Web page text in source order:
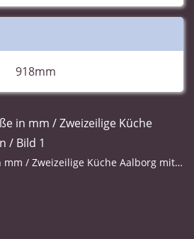
918mm
Wandansicht & Maße in mm / Zweizeilige Küche Aalborg mit E-Geräten / Bild 1